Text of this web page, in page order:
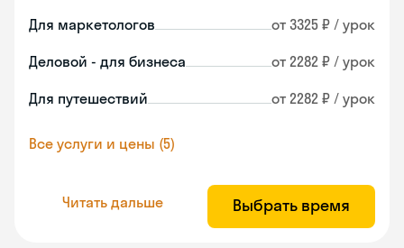
Для маркетологов от 3325 ₽ / урок
Деловой - для бизнеса от 2282 ₽ / урок
Для путешествий от 2282 ₽ / урок
Все услуги и цены (5)
Читать дальше Выбрать время